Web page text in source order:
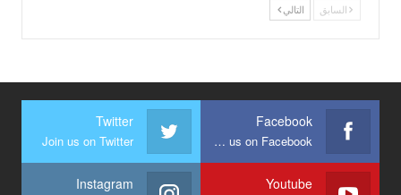
السابق التالي
Facebook
Join us on Facebook
Twitter
Join us on Twitter
Youtube
Instagram